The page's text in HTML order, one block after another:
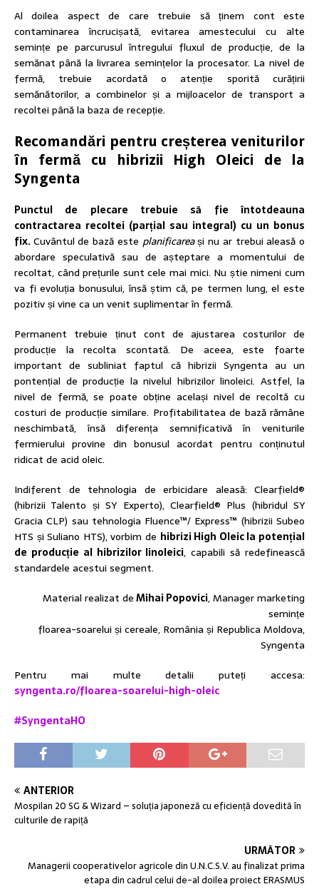
Al doilea aspect de care trebuie să ținem cont este
contaminarea încrucișată, evitarea amestecului cu alte
semințe pe parcurusul întregului fluxul de producție, de la
semănat până la livrarea semințelor la procesator. La nivel de
fermă, trebuie acordată o atenție sporită curățirii
semănătorilor, a combinelor și a mijloacelor de transport a
recoltei până la baza de recepție.
Recomandări pentru creșterea veniturilor
în fermă cu hibrizii High Oleici de la
Syngenta
Punctul de plecare trebuie să fie întotdeauna
contractarea recoltei (parțial sau integral) cu un bonus
fix.Cuvântul de bază este planificareași nu ar trebui aleasă o
abordare speculativă sau de așteptare a momentului de
recoltat, când prețurile sunt cele mai mici. Nu știe nimeni cum
va fi evoluția bonusului, însă știm că, pe termen lung, el este
pozitiv și vine ca un venit suplimentar în fermă.
Permanent trebuie ținut cont de ajustarea costurilor de
producție la recolta scontată. De aceea, este foarte
important de subliniat faptul că hibrizii Syngenta au un
pontențial de producție la nivelul hibrizilor linoleici. Astfel, la
nivel de fermă, se poate obține același nivel de recoltă cu
costuri de producție similare. Profitabilitatea de bază rămâne
neschimbată, însă diferența semnificativă în veniturile
fermierului provine din bonusul acordat pentru conținutul
ridicat de acid oleic.
Indiferent de tehnologia de erbicidare aleasă: Clearfield®
(hibrizii Talento și SY Experto), Clearfield® Plus (hibridul SY
Gracia CLP) sau tehnologia Fluence™/ Express™ (hibrizii Subeo
HTS și Suliano HTS), vorbim de hibrizi High Oleic la potențial
de producție al hibrizilor linoleici, capabili să redefinească
standardele acestui segment.
Material realizat deMihai Popovici, Manager marketing
semințe
floarea-soarelui și cereale, România și Republica Moldova,
Syngenta
Pentru mai multe detalii puteți accesa:
syngenta.ro/floarea-soarelui-high-oleic
#SyngentaHO
ANTERIOR
Mospilan 20 SG & Wizard – soluția japoneză cu eficiență dovedită în
culturile de rapiță
URMĂTOR
Managerii cooperativelor agricole din U.N.C.S.V. au finalizat prima
etapa din cadrul celui de-al doilea proiect ERASMUS